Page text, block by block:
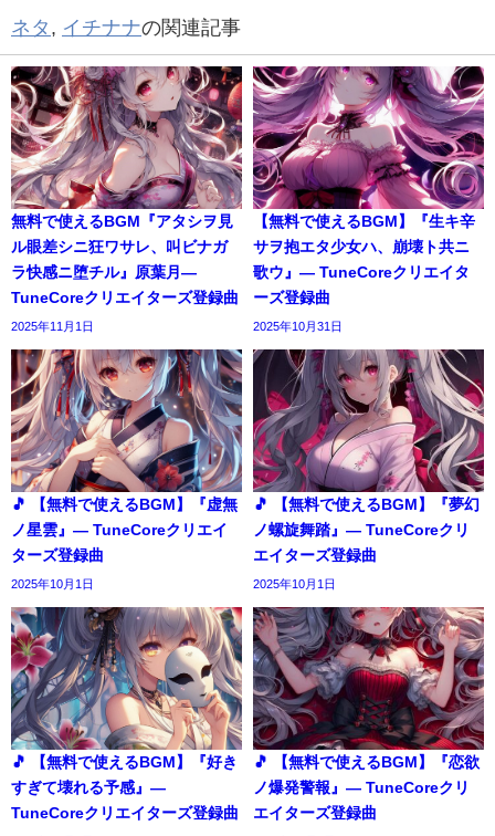
ネタ , イチナナの関連記事
無料で使えるBGM『アタシヲ見
ル眼差シニ狂ワサレ、叫ビナガ
ラ快感ニ堕チル』原葉月―
TuneCoreクリエイターズ登録曲
2025年11月1日
【無料で使えるBGM】『生キ辛
サヲ抱エタ少女ハ、崩壊ト共ニ
歌ウ』― TuneCoreクリエイタ
ーズ登録曲
2025年10月31日
🎵 【無料で使えるBGM】『虚無
ノ星雲』― TuneCoreクリエイ
ターズ登録曲
2025年10月1日
🎵 【無料で使えるBGM】『夢幻
ノ螺旋舞踏』― TuneCoreクリ
エイターズ登録曲
2025年10月1日
🎵 【無料で使えるBGM】『好き
すぎて壊れる予感』―
TuneCoreクリエイターズ登録曲
🎵 【無料で使えるBGM】『恋欲
ノ爆発警報』― TuneCoreクリ
エイターズ登録曲